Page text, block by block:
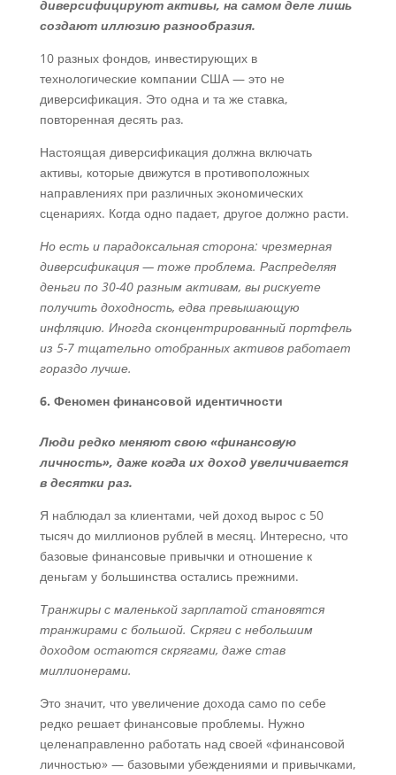
диверсифицируют активы, на самом деле лишь
создают иллюзию разнообразия.
10 разных фондов, инвестирующих в
технологические компании США — это не
диверсификация. Это одна и та же ставка,
повторенная десять раз.
Настоящая диверсификация должна включать
активы, которые движутся в противоположных
направлениях при различных экономических
сценариях. Когда одно падает, другое должно расти.
Но есть и парадоксальная сторона: чрезмерная
диверсификация — тоже проблема. Распределяя
деньги по 30-40 разным активам, вы рискуете
получить доходность, едва превышающую
инфляцию. Иногда сконцентрированный портфель
из 5-7 тщательно отобранных активов работает
гораздо лучше.
6. Феномен финансовой идентичности
Люди редко меняют свою «финансовую
личность», даже когда их доход увеличивается
в десятки раз.
Я наблюдал за клиентами, чей доход вырос с 50
тысяч до миллионов рублей в месяц. Интересно, что
базовые финансовые привычки и отношение к
деньгам у большинства остались прежними.
Транжиры с маленькой зарплатой становятся
транжирами с большой. Скряги с небольшим
доходом остаются скрягами, даже став
миллионерами.
Это значит, что увеличение дохода само по себе
редко решает финансовые проблемы. Нужно
целенаправленно работать над своей «финансовой
личностью» — базовыми убеждениями и привычками,